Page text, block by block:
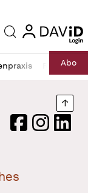
Suche login
RechtAbo
FacebookInstagram